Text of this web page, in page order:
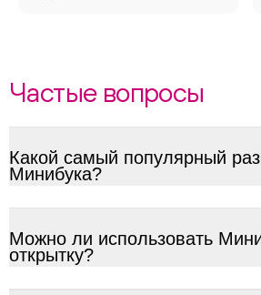
Частые вопросы
Какой самый популярный
Минибука?
Можно ли использовать
открытку?